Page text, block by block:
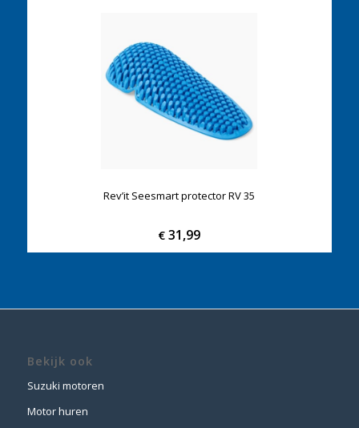
Rev’it Seesmart protector RV 35
€ 31,99
Bekijk ook
Suzuki motoren
Motor huren